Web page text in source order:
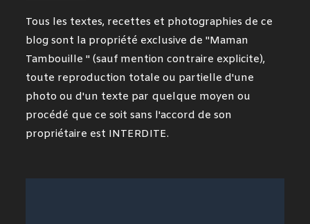
Tous les textes, recettes et photographies de ce
blog sont la propriété exclusive de "Maman
Tambouille " (sauf mention contraire explicite),
toute reproduction totale ou partielle d'une
photo ou d'un texte par quelque moyen ou
procédé que ce soit sans l'accord de son
propriétaire est INTERDITE.